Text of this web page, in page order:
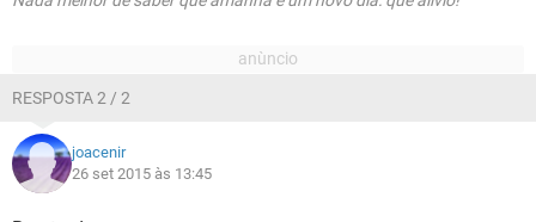
RESPOSTA 2 / 2
joacenir
26 set 2015 às 13:45